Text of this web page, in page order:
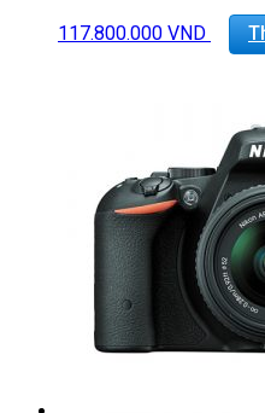
Tích hợp GPS,
Bảo hành 24 tháng
117.800.000 VND